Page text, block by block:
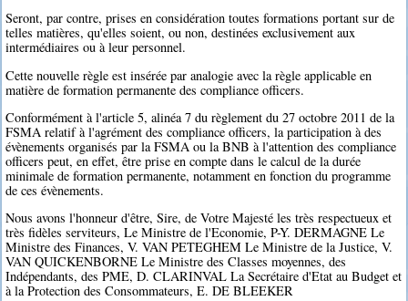
Seront, par contre, prises en considération toutes formations portant sur de
telles matières, qu'elles soient, ou non, destinées exclusivement aux
intermédiaires ou à leur personnel.
Cette nouvelle règle est insérée par analogie avec la règle applicable en
matière de formation permanente des compliance officers.
Conformément à l'article 5, alinéa 7 du règlement du 27 octobre 2011 de la
FSMA relatif à l'agrément des compliance officers, la participation à des
évènements organisés par la FSMA ou la BNB à l'attention des compliance
officers peut, en effet, être prise en compte dans le calcul de la durée
minimale de formation permanente, notamment en fonction du programme
de ces évènements.
Nous avons l'honneur d'être, Sire, de Votre Majesté les très respectueux et
très fidèles serviteurs, Le Ministre de l'Economie, P-Y. DERMAGNE Le
Ministre des Finances, V. VAN PETEGHEM Le Ministre de la Justice, V.
VAN QUICKENBORNE Le Ministre des Classes moyennes, des
Indépendants, des PME, D. CLARINVAL La Secrétaire d'Etat au Budget et
à la Protection des Consommateurs, E. DE BLEEKER